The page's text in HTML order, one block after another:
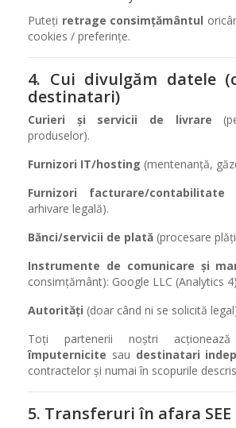
Puteți retrage consimțământul
cookies / preferințe.
4. Cui divulgăm datele
destinatari)
Curieri și servicii de livrare
produselor).
Furnizori IT/hosting (mentenanță,
Furnizori facturare/contabilitate
arhivare legală).
Bănci/servicii de plată (procesare
Instrumente de comunicare și
consimțământ): Google LLC (Analytics
Autorități (doar când ni se solicită
Toți partenerii noștri
împuternicite sau destinatari
contractelor și numai în scopurile
5. Transferuri în afara SEE